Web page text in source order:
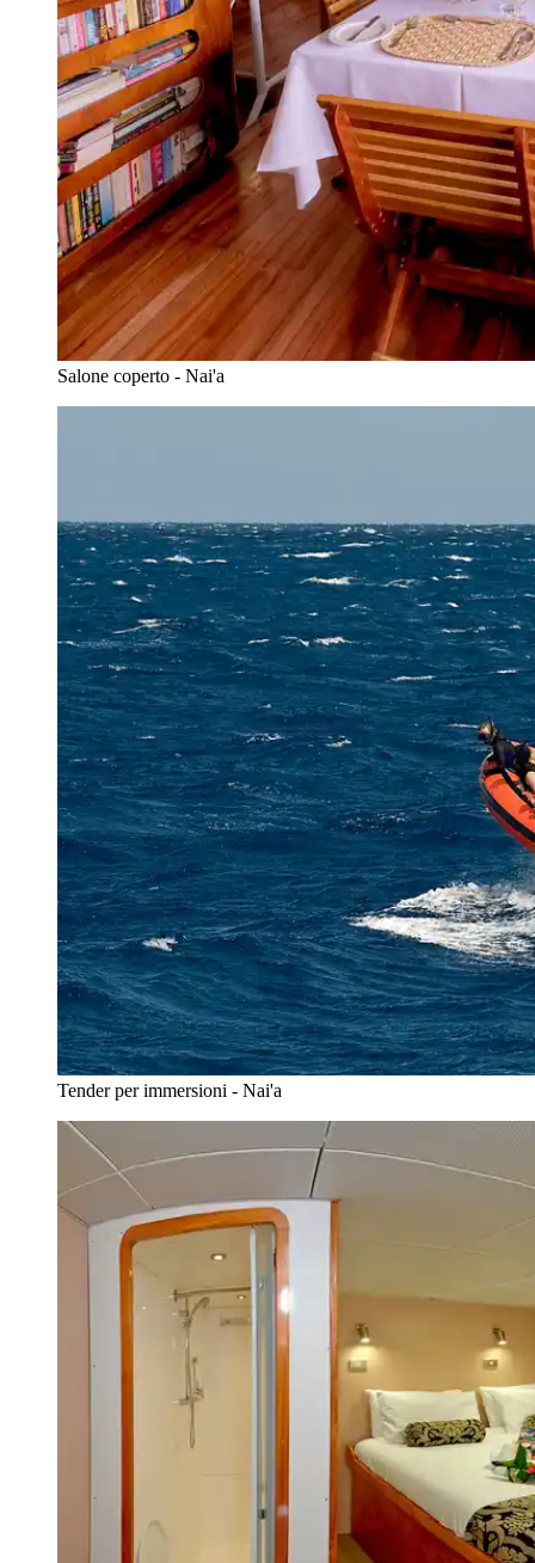
Salone coperto - Nai'a
Tender per immersioni - Nai'a